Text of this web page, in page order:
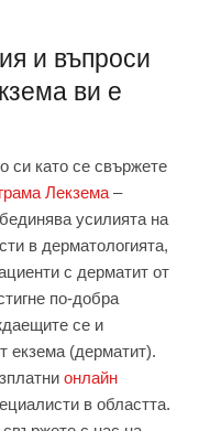
и въпроси
ви е
си като се свържете
Лекзема –
усилията на
в дерматологията,
с дерматит от
по-добра
се и
екзема (дерматит).
онлайн
в областта.